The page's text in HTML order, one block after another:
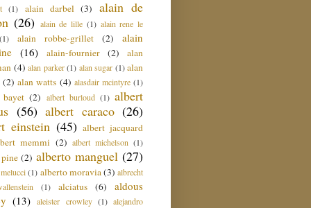
(1) alain darbel (3)
alain de
(26) alain de lille (1) alain rene le
(1)
alain robbe-grillet (2)
alain
(16) alain-fournier (2)
alan
(4) alan parker (1) alan sugar (1) alan
(2) alan watts (4) alasdair mcintyre (1)
(2) albert burloud (1) albert
(56) albert caraco (26)
einstein (45) albert jacquard
memmi (2) albert michelson (1)
(2) alberto manguel (27)
(1) alberto moravia (3) albrecht
(1) alciatus (6)
aldous
(13) aleister crowley (1) alejandro